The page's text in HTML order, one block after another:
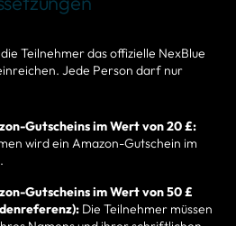
Teilnehmer das offizielle NexBlue
Jede Person darf nur
Gutscheins im Wert von 20 £:
wird ein Amazon-Gutschein im
Gutscheins im Wert von 50 £
Die Teilnehmer müssen